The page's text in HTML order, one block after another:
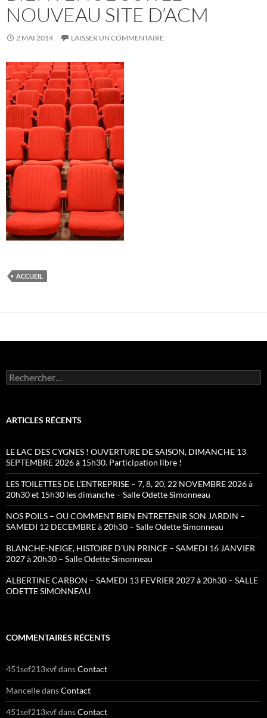
NOUVEAU SITE D’ACM
2 MAI 2014 LAISSER UN COMMENTAIRE
ACCUEIL
Rechercher :
ARTICLES RÉCENTS
LE LAC DES CYGNES ! OUVERTURE DE SAISON, DIMANCHE 13
SEPTEMBRE 2026 à 15h30. Participation libre !
LES TOILETTES DE L’ENTREPRISE – 7, 8, 20, 22 NOVEMBRE 2026 à
20h30 et 15h30 les dimanche – Salle Odette Simonneau
NOS POILS – OU COMMENT BIEN ENTRETENIR SON JARDIN –
SAMEDI 12 DECEMBRE à 20h30 – Salle Odette Simonneau
BLANCHE-NEIGE, HISTOIRE D’UN PRINCE – SAMEDI 16 JANVIER
2027 à 20h30 – Salle Odette Simonneau
ALBERTINE CARBON – SAMEDI 13 FEVRIER 2027 à 20h30 – SALLE
ODETTE SIMONNEAU
COMMENTAIRES RÉCENTS
451sef213xvfdansContact
MancelledansContact
451sef213xvfdansContact